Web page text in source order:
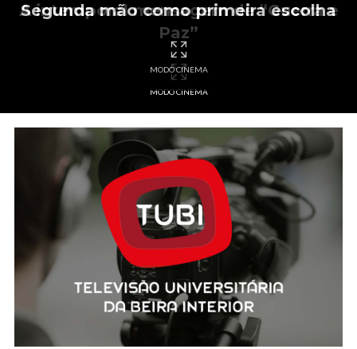
Segunda mão como primeira escolha
MODO CINEMA
A intemporal mensagem de “Guerra e
Paz”
MODO CINEMA